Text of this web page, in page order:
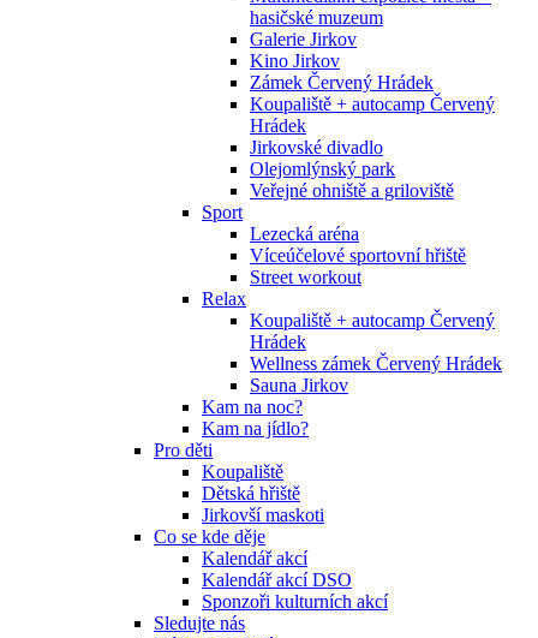
hasičské muzeum
Galerie Jirkov
Kino Jirkov
Zámek Červený Hrádek
Koupaliště + autocamp Červený
Hrádek
Jirkovské divadlo
Olejomlýnský park
Veřejné ohniště a griloviště
Sport
Lezecká aréna
Víceúčelové sportovní hřiště
Street workout
Relax
Koupaliště + autocamp Červený
Hrádek
Wellness zámek Červený Hrádek
Sauna Jirkov
Kam na noc?
Kam na jídlo?
Pro děti
Koupaliště
Dětská hřiště
Jirkovší maskoti
Co se kde děje
Kalendář akcí
Kalendář akcí DSO
Sponzoři kulturních akcí
Sledujte nás